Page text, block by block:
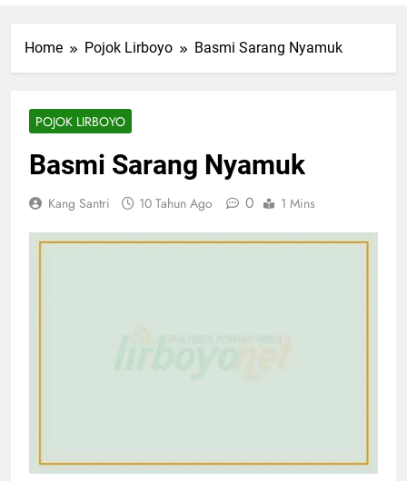
Home Pojok Lirboyo Basmi Sarang Nyamuk
POJOK LIRBOYO
Basmi Sarang Nyamuk
Kang Santri 10 Tahun Ago 0 1 Mins